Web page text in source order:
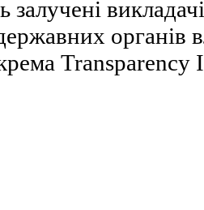
залучені
органів